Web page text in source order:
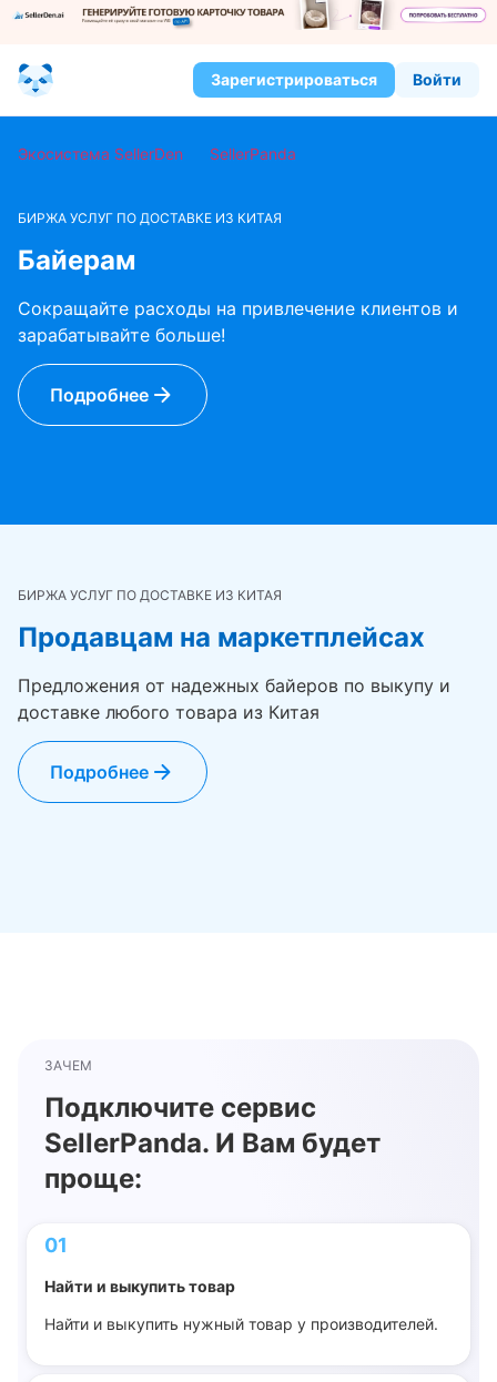
Зарегистрироваться Войти
Экосистема SellerDen SellerPanda
БИРЖА УСЛУГ ПО ДОСТАВКЕ ИЗ КИТАЯ
Байерам
Сокращайте расходы на привлечение клиентов и
зарабатывайте больше!
Подробнее
БИРЖА УСЛУГ ПО ДОСТАВКЕ ИЗ КИТАЯ
Продавцам на маркетплейсах
Предложения от надежных байеров по выкупу и
доставке любого товара из Китая
Подробнее
ЗАЧЕМ
Подключите сервис
SellerPanda. И Вам будет
проще:
01
Найти и выкупить товар
Найти и выкупить нужный товар у производителей.